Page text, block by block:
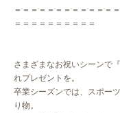
＝＝＝＝＝＝＝＝＝＝＝＝
＝＝＝＝＝＝＝＝＝＝
さまざまなお祝いシーンで
れプレゼントを。
卒業シーズンでは、スポー
り物。